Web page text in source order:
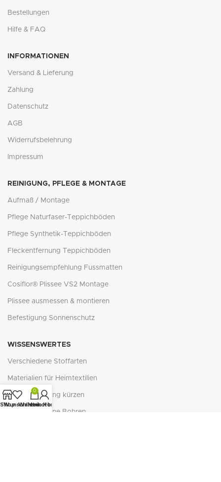
Bestellungen
Hilfe & FAQ
INFORMATIONEN
Versand & Lieferung
Zahlung
Datenschutz
AGB
Widerrufsbelehrung
Impressum
REINIGUNG, PFLEGE & MONTAGE
Aufmaß / Montage
Pflege Naturfaser-Teppichböden
Pflege Synthetik-Teppichböden
Fleckentfernung Teppichböden
Reinigungsempfehlung Fussmatten
Cosiflor® Plissee VS2 Montage
Plissee ausmessen & montieren
Befestigung Sonnenschutz
WISSENSWERTES
Verschiedene Stoffarten
Materialien für Heimtextilien
Schiebevorhang kürzen
Ösenrollos ohne Bohren
Shop
Wunschliste
0
Warenkorb
Mein Konto